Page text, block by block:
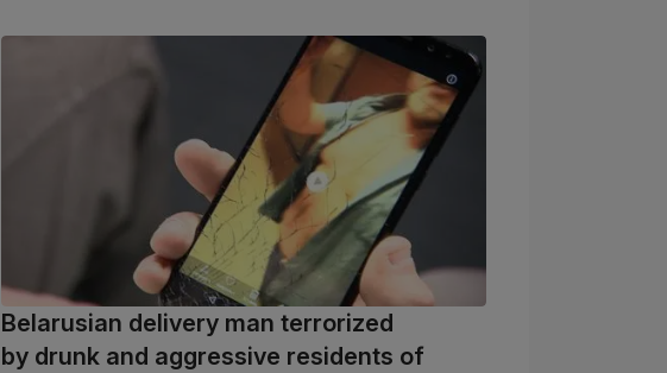
Belarusian delivery man terrorized
by drunk and aggressive residents of